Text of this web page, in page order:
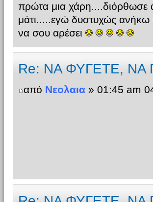
πρώτα μια χάρη....διόρθωσε
μάτι.....εγώ δυστυχώς ανήκω
να σου αρέσει
Re: ΝΑ ΦΥΓΕΤΕ, ΝΑ
από Νεολαια» 01:45 am